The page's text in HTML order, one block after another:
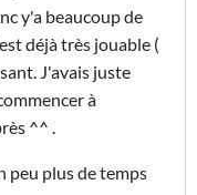
y'a beaucoup de
déjà très jouable (
J'avais juste
à
^^ .
peu plus de temps